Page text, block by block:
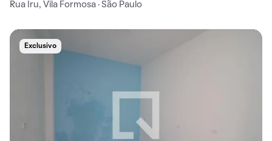
Rua Iru, Vila Formosa · São Paulo
Exclusivo